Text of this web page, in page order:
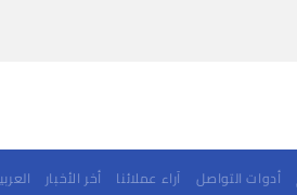
أدوات التواصل آراء عملائنا أخر الأخبار